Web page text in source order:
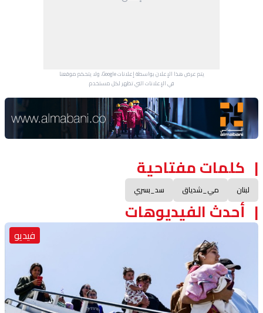
يتم عرض هذا الإعلان بواسطة إعلانات Google، ولا يتحكم موقعنا
في الإعلانات التي تظهر لكل مستخدم.
Advertisement Section
كلمات مفتاحية
لبنان مي_شدياق سد_بسري
أحدث الفيديوهات
فيديو